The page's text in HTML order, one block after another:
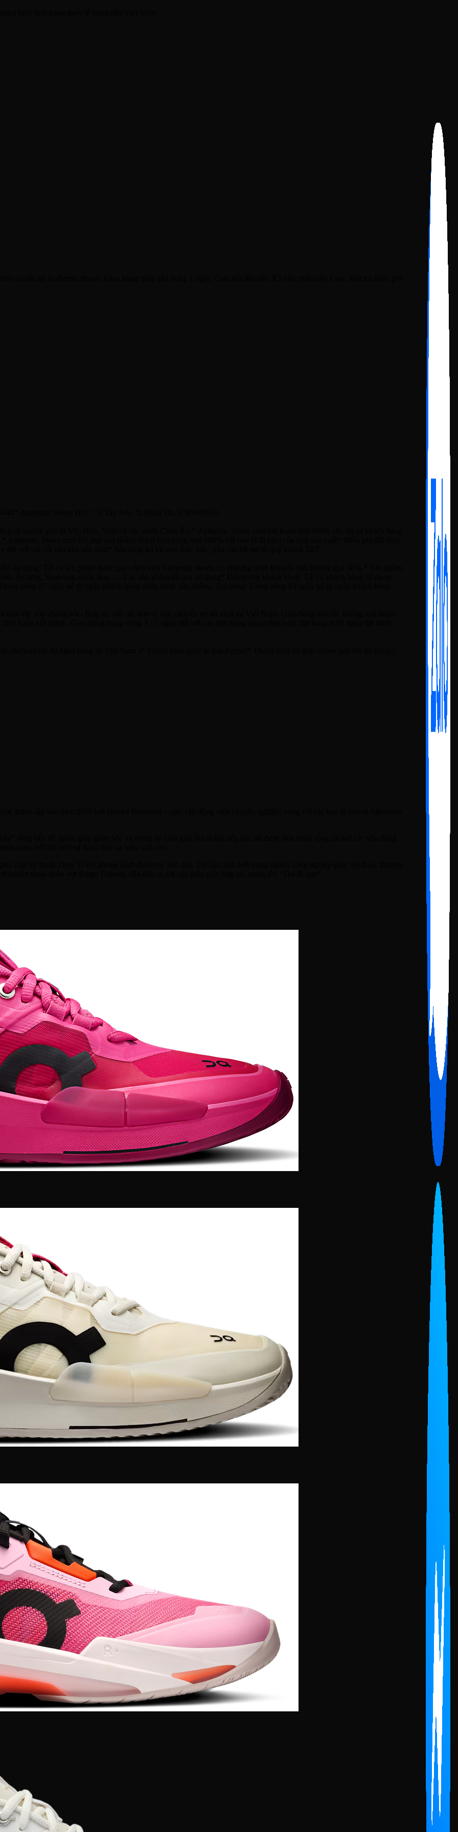
48-98721
có sẵn tại Authentic Shoes. Giao hàng miễn phí trong 1 ngày. Cam kết đền tiền X5 nếu phát hiện Fake. Đổi trả miễn phí
Authentic Shoes HN : 72 Tây Sơn, Q.Đống Đa, 0785499555
đối với các lỗi của nhà sản xuất* Sẵn sàng trả lời mọi thắc mắc, yêu cầu hỗ trợ từ quý khách 24/7
dụng: Tất cả sản phẩm được giao dịch trên Authentic shoes, có chương trình khuyến mãi không quá 30%.* Sản phẩm
ốp lưng, Shoecare, nước hoa,....- Các sản phẩm đã qua sử dụng* Đối tượng khách hàng: Tất cả khách hàng sử dụng
vòng 07 ngày kể từ ngày khách hàng nhận được sản phẩm.- Trả hàng: Trong vòng 03 ngày kể từ ngày khách hàng
hàng nội thành- Giao hàng trong vòng 3 - 5 ngày đối với các đợn hàng ngoại tỉnh hoặc đặt hàng dưới dạng đặt trước,
rỗng trên đế ngoài giúp giảm sốc và mang lại cảm giác êm ái khi tiếp đất, đã được đón nhận rộng rãi bởi các vận động
nổi bật nhờ sự thoải mái và hiệu suất cao.